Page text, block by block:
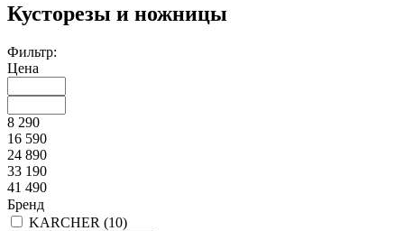
Кусторезы и ножницы
Фильтр:
Цена
8 290
16 590
24 890
33 190
41 490
Бренд
KARCHER (10)